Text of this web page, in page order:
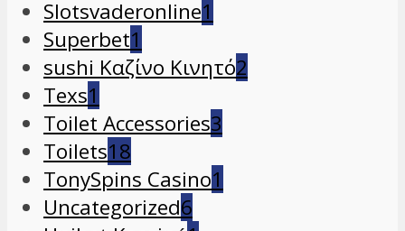
Slotsvaderonline1
Superbet1
sushi Καζίνο Κινητό2
Texs1
Toilet Accessories3
Toilets18
TonySpins Casino1
Uncategorized6